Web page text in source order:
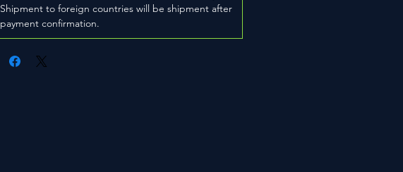
Shipment to foreign countries will be shipment after
payment confirmation.